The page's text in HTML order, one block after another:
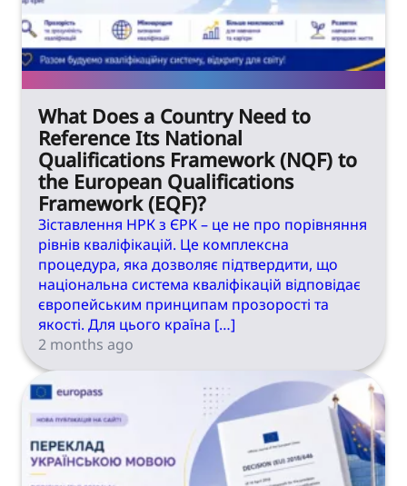
What Does a Country Need to
Reference Its National
Qualifications Framework (NQF) to
the European Qualifications
Framework (EQF)?
Зіставлення НРК з ЄРК – це не про порівняння
рівнів кваліфікацій. Це комплексна
процедура, яка дозволяє підтвердити, що
національна система кваліфікацій відповідає
європейським принципам прозорості та
якості. Для цього країна […]
2 months ago